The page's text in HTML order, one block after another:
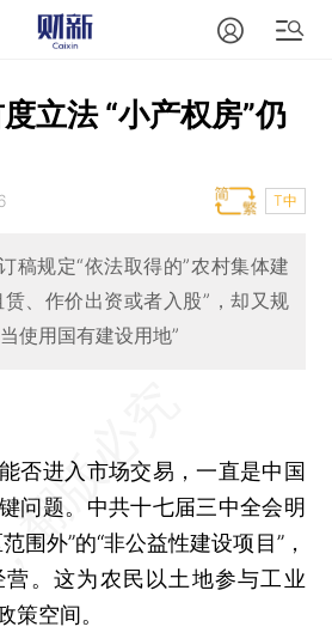
立法 “小产权房”仍
T中
稿规定“依法取得的”农村集体建
、作价出资或者入股”，却又规
使用国有建设用地”
否进入市场交易，一直是中国
问题。中共十七届三中全会明
围外”的“非公益性建设项目”，
。这为农民以土地参与工业
策空间。